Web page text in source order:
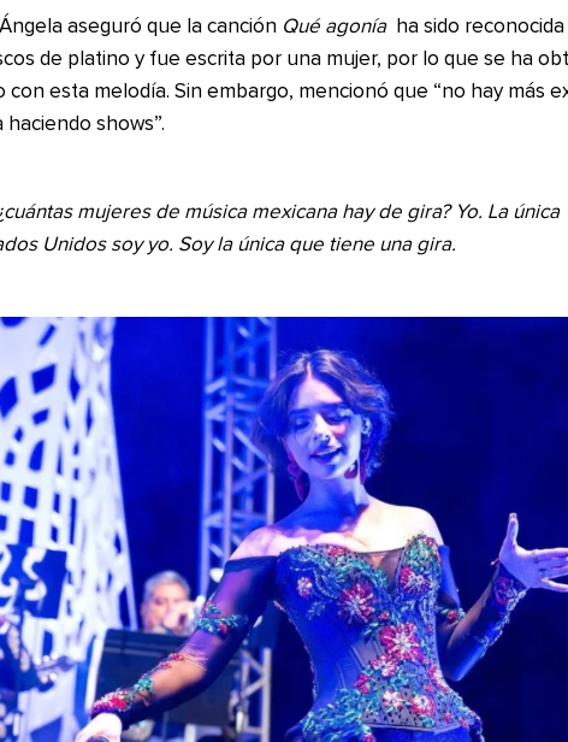
aseguró que la canción Qué agonía
ha sido
de platino y fue escrita por una mujer, por lo que se ha
con esta melodía. Sin embargo, mencionó que “no hay más
haciendo shows”.
mujeres de música mexicana hay de gira? Yo. La única
Unidos soy yo. Soy la única que tiene una gira.